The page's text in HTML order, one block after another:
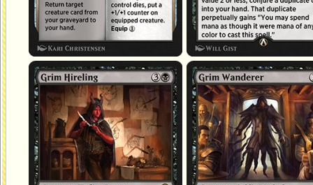
Employée sinistre Vagabond sinistre